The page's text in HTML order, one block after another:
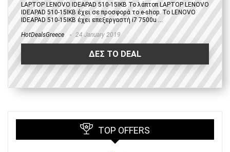
LAPTOP LENOVO IDEAPAD 510-15IKB Το λάπτοπ LAPTOP LENOVO
IDEAPAD 510-15IKB έχει σε προσφορά το e-shop. Το LENOVO
IDEAPAD 510-15IKB έχει επεξεργαστή i7 7500u ...
HotDealsGreece 24 January 2019
ΔΕΣ ΤΟ DEAL
TOP OFFERS